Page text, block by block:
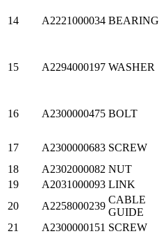
14 A2221000034 BEARING
15 A2294000197 WASHER
16 A2300000475 BOLT
17 A2300000683 SCREW
18
A2302000082 NUT
19
A2031000093 LINK
20
A2258000239
CABLE
GUIDE
21
A2300000151 SCREW